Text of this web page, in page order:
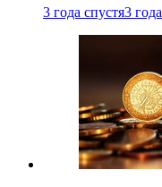
3 года спустя3